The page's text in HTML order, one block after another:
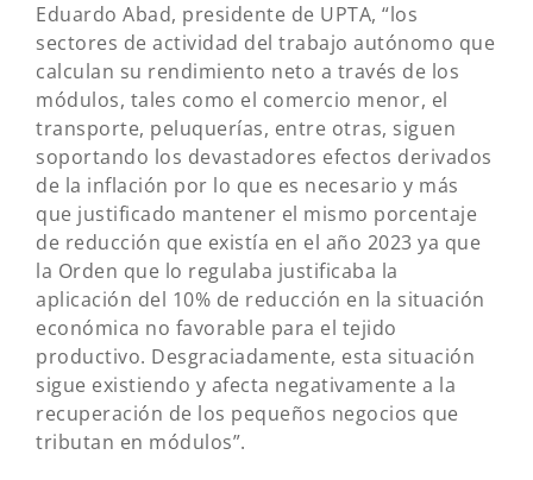
Eduardo Abad, presidente de UPTA, “los
sectores de actividad del trabajo autónomo que
calculan su rendimiento neto a través de los
módulos, tales como el comercio menor, el
transporte, peluquerías, entre otras, siguen
soportando los devastadores efectos derivados
de la inflación por lo que es necesario y más
que justificado mantener el mismo porcentaje
de reducción que existía en el año 2023 ya que
la Orden que lo regulaba justificaba la
aplicación del 10% de reducción en la situación
económica no favorable para el tejido
productivo. Desgraciadamente, esta situación
sigue existiendo y afecta negativamente a la
recuperación de los pequeños negocios que
tributan en módulos”.